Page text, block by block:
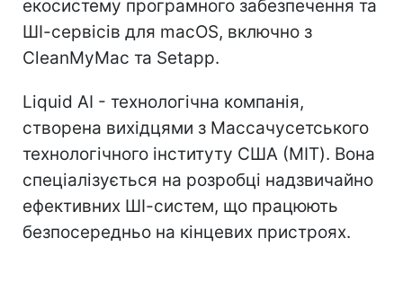
екосистему програмного забезпечення та
ШІ-сервісів для macOS, включно з
CleanMyMac та Setapp.
Liquid AI - технологічна компанія,
створена вихідцями з Массачусетського
технологічного інституту США (MIT). Вона
спеціалізується на розробці надзвичайно
ефективних ШІ-систем, що працюють
безпосередньо на кінцевих пристроях.